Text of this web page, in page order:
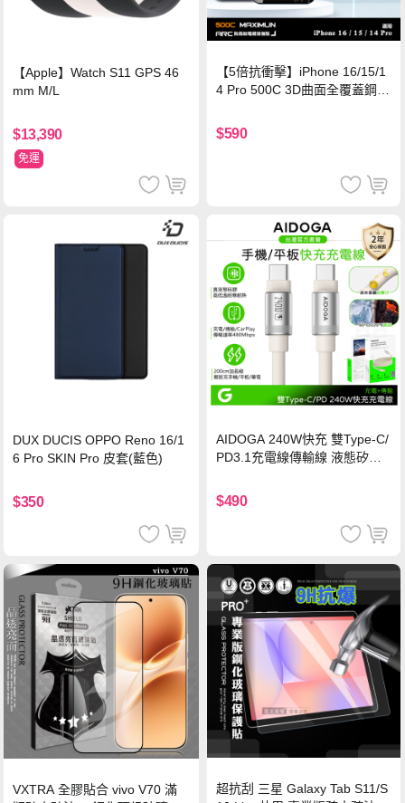
【Apple】Watch S11 GPS 46
mm M/L
$13,390
免運
【5倍抗衝擊】iPhone 16/15/1
4 Pro 500C 3D曲面全覆蓋鋼化
保護貼
$590
DUX DUCIS OPPO Reno 16/1
6 Pro SKIN Pro 皮套(藍色)
$350
AIDOGA 240W快充 雙Type-C/
PD3.1充電線傳輸線 液態矽膠
機/平板/筆電
$490
VXTRA 全膠貼合 vivo V70 滿
超抗刮 三星 Galaxy Tab S11/S